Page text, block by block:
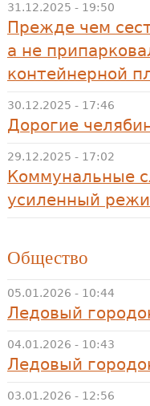
31.12.2025 - 19:50
Прежде чем
а не
контейнерной
30.12.2025 - 17:46
Дорогие
29.12.2025 - 17:02
Коммунальные
усиленный
Общество
05.01.2026 - 10:44
Ледовый
04.01.2026 - 10:43
Ледовый
03.01.2026 - 12:56